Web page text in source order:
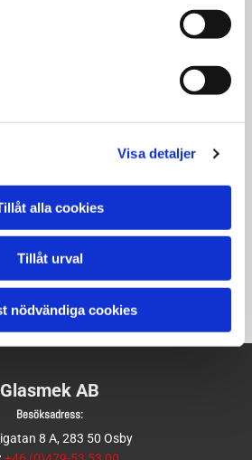
Visa detaljer
alla cookies
Tillåt urval
nödvändiga cookies
Glasmek AB
Besöksadress:
8 A, 283 50 Osby